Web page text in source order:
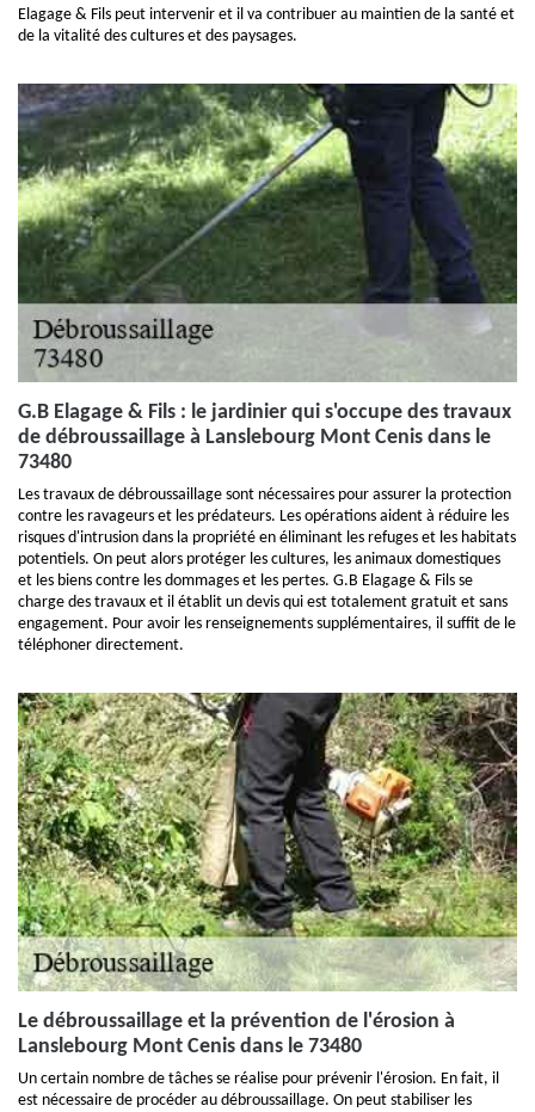
Elagage & Fils peut intervenir et il va contribuer au maintien de la santé et
de la vitalité des cultures et des paysages.
G.B Elagage & Fils : le jardinier qui s'occupe des travaux
de débroussaillage à Lanslebourg Mont Cenis dans le
73480
Les travaux de débroussaillage sont nécessaires pour assurer la protection
contre les ravageurs et les prédateurs. Les opérations aident à réduire les
risques d'intrusion dans la propriété en éliminant les refuges et les habitats
potentiels. On peut alors protéger les cultures, les animaux domestiques
et les biens contre les dommages et les pertes. G.B Elagage & Fils se
charge des travaux et il établit un devis qui est totalement gratuit et sans
engagement. Pour avoir les renseignements supplémentaires, il suffit de le
téléphoner directement.
Le débroussaillage et la prévention de l'érosion à
Lanslebourg Mont Cenis dans le 73480
Un certain nombre de tâches se réalise pour prévenir l'érosion. En fait, il
est nécessaire de procéder au débroussaillage. On peut stabiliser les